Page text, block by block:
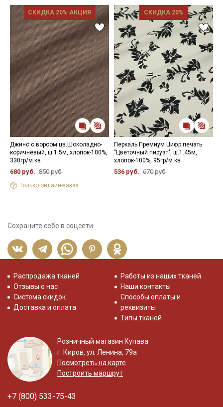
СКИДКА 20% АКЦИЯ
Джинс с ворсом цв.Шоколадно-
коричневый, ш.1.5м, хлопок-100%,
330гр/м.кв
680 руб. 850 руб.
Только онлайн-заказ
СКИДКА 20%
Перкаль Премиум Цифр.печать
"Цветочный пируэт", ш.1.45м,
хлопок-100%, 95гр/м.кв
536 руб. 670 руб.
Сохраните себе в соцсети
Распродажа тканей
Отзывы о нас
Система скидок
Доставка и оплата
Работы из наших тканей
Наши контакты
Способы оплаты и
реквизиты
Типы тканей
Розничный магазин Купава
г. Киров, ул. Ленина, 79а
Посмотреть на карте
Построить маршрут
+7 (800) 533-75-43